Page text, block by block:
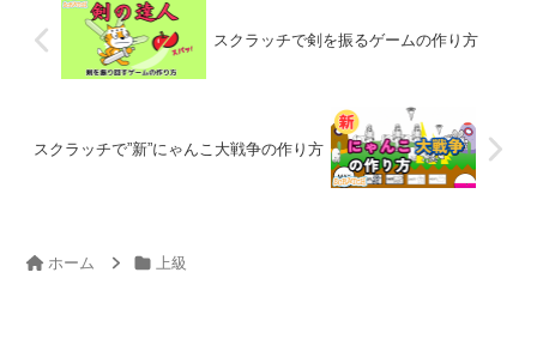
スクラッチで剣を振るゲームの作り方
スクラッチで”新”にゃんこ大戦争の作り方
ホーム 上級